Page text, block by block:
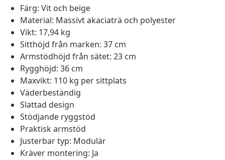
Färg: Vit och beige
Material: Massivt akaciaträ och polyester
Vikt: 17,94 kg
Sitthöjd från marken: 37 cm
Armstödhöjd från sätet: 23 cm
Rygghöjd: 36 cm
Maxvikt: 110 kg per sittplats
Väderbeständig
Slattad design
Stödjande ryggstöd
Praktisk armstöd
Justerbar typ: Modulär
Kräver montering: Ja